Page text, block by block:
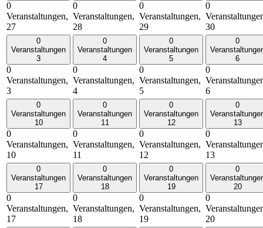
0
Veranstaltungen,
27
0
Veranstaltungen,
28
0
Veranstaltungen,
29
0
30
0
Veranstaltungen
3
0
Veranstaltungen,
3
0
Veranstaltungen
4
0
Veranstaltungen,
4
0
Veranstaltungen
5
0
Veranstaltungen,
5
0
6
0
6
0
Veranstaltungen
10
0
Veranstaltungen,
10
0
Veranstaltungen
11
0
Veranstaltungen,
11
0
Veranstaltungen
12
0
Veranstaltungen,
12
0
13
0
13
0
Veranstaltungen
17
0
Veranstaltungen,
17
0
Veranstaltungen
18
0
Veranstaltungen,
18
0
Veranstaltungen
19
0
Veranstaltungen,
19
0
20
0
20